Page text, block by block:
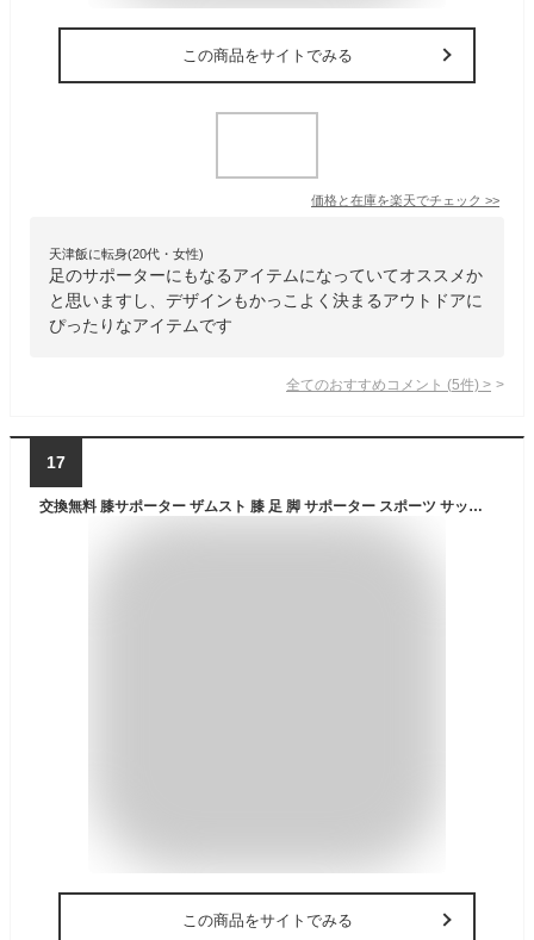
この商品をサイトでみる
価格と在庫を楽天でチェック >>
天津飯に転身(20代・女性)
足のサポーターにもなるアイテムになっていてオススメか
と思いますし、デザインもかっこよく決まるアウトドアに
ぴったりなアイテムです
全てのおすすめコメント (5件) >
17
交換無料 膝サポーター ザムスト 膝 足 脚 サポーター スポーツ サッカー フットサル バレーボール バレー バスケットボール バスケ ランニング 野球 陸上 登山 トラッキング 黒 ブラック メンズ レディース 男 女 おすすめ EK-3
この商品をサイトでみる